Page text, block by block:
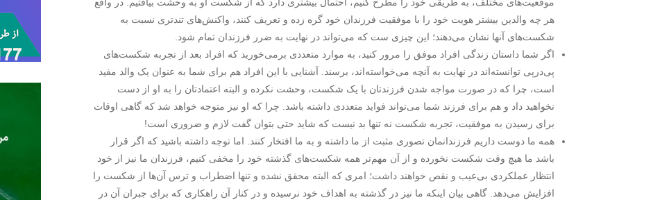
موقعیت‌های مختلف، به طریقی خود را مطرح کنیم، احتمال بیشتری دارد که از شکست او به وحشت بیافتیم. در واقع
هر چه والدین بیشتر هویت خود را با موفقیت فرزندان خود گره زده و تعریف کنند، واکنش‌های تندتری نسبت به
شکست‌های آن­ها نشان می‌دهند؛ این چیزی ست که می‌تواند در ‌‌‌نهایت به ضرر فرزندان تمام شود.
اگر شما داستان زندگی افراد موفق را مرور کنید، به موارد متعددی برمی‌خورید که افراد بعد از تجربه شکست‌های
پی‌در‌پی توانسته‌اند در ‌‌‌نهایت به آنچه می‌خواسته‌اند، برسند. آشنایی با این افراد هم برای شما به عنوان یک والد مفید
است، چرا که در صورت مواجه شدن فرزندتان با یک شکست، وحشت نکرده و البته اعتمادتان را به او از دست
نخواهید داد و هم برای فرزند شما می‌تواند فواید متعددی داشته باشد. چرا که او نیز متوجه خواهد شد که گاهی اوقات
برای رسیدن به موفقیت، تجربه شکست نه تنها بد نیست که شاید حتی بتوان گفت لازم و ضروری است!
همه‌ ما دوست داریم فرزندانمان تصوری مثبت از ما داشته و به ما افتخار کنند. اما توجه داشته باشید که اگر قرار
باشد ما هیچ وقت شکست نخورده و از آن مهم‌تر همه‌ شکست‌های گذشته خود را مخفی کنیم، فرزندان ما نیز از خود
انتظار عملکردی بی‌عیب و نقص خواهند داشت؛ امری که البته محقق نشده و تنها اضطراب و ترس آن‌ها از شکست را
افزایش می‌دهد. گاهی بیان این­که ما نیز در گذشته به اهداف خود نرسیده و در کنار آن راهکاری که برای جبران آن در